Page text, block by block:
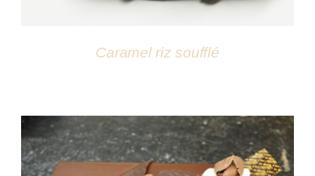
Caramel riz soufflé